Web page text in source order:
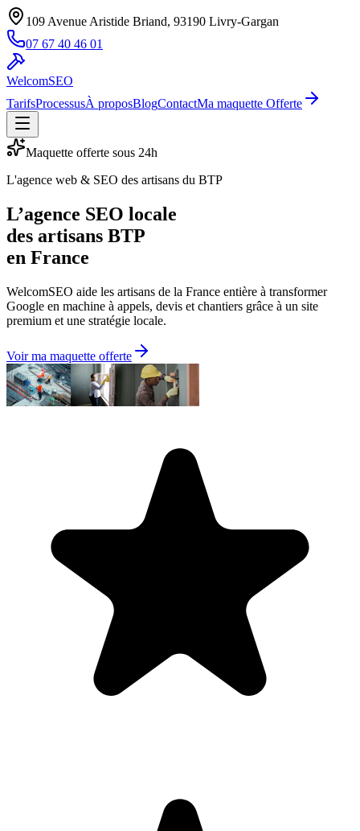
109 Avenue Aristide Briand, 93190 Livry-Gargan
07 67 40 46 01
WelcomSEO
TarifsProcessusÀ proposBlogContactMa maquette Offerte
Maquette offerte sous 24h
L'agence web & SEO des artisans du BTP
L’agence SEO locale
des artisans BTP
en France
WelcomSEO aide les artisans de la France entière à transformer
Google en machine à appels, devis et chantiers grâce à un site
premium et une stratégie locale.
Voir ma maquette offerte